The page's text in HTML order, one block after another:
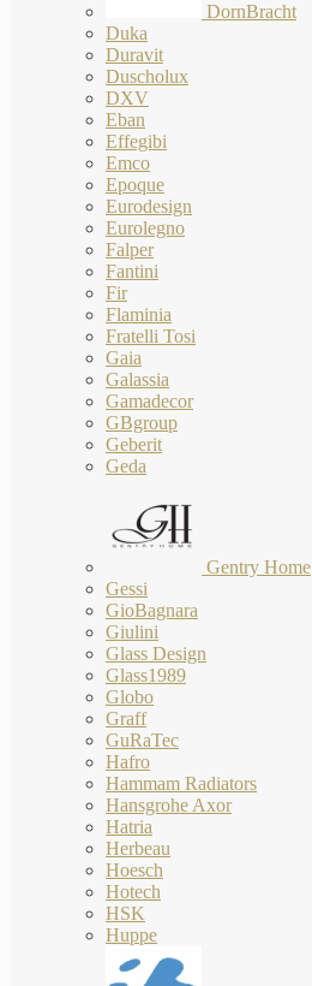
DornBracht
Duka
Duravit
Duscholux
DXV
Eban
Effegibi
Emco
Epoque
Eurodesign
Eurolegno
Falper
Fantini
Fir
Flaminia
Fratelli Tosi
Gaia
Galassia
Gamadecor
GBgroup
Geberit
Geda
Gentry Home
Gessi
GioBagnara
Giulini
Glass Design
Glass1989
Globo
Graff
GuRaTec
Hafro
Hammam Radiators
Hansgrohe Axor
Hatria
Herbeau
Hoesch
Hotech
HSK
Huppe